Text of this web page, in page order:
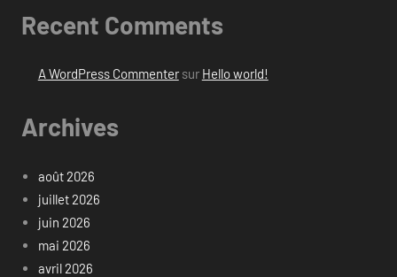
Recent Comments
A WordPress Commentersur Hello world!
Archives
août 2026
juillet 2026
juin 2026
mai 2026
avril 2026